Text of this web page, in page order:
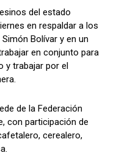
del estado
en respaldar a los
Bolívar y en un
en conjunto para
y trabajar por el
de la Federación
con participación de
cerealero,